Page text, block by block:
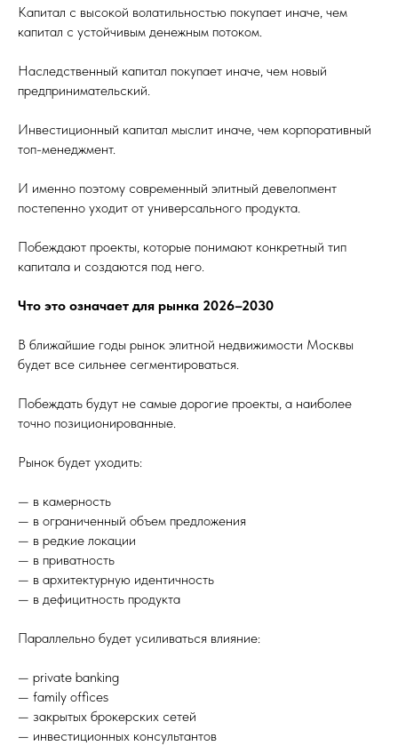
Капитал с высокой волатильностью покупает иначе, чем
капитал с устойчивым денежным потоком.
Наследственный капитал покупает иначе, чем новый
предпринимательский.
Инвестиционный капитал мыслит иначе, чем корпоративный
топ-менеджмент.
И именно поэтому современный элитный девелопмент
постепенно уходит от универсального продукта.
Побеждают проекты, которые понимают конкретный тип
капитала и создаются под него.
Что это означает для рынка 2026–2030
В ближайшие годы рынок элитной недвижимости Москвы
будет все сильнее сегментироваться.
Побеждать будут не самые дорогие проекты, а наиболее
точно позиционированные.
Рынок будет уходить:
— в камерность
— в ограниченный объем предложения
— в редкие локации
— в приватность
— в архитектурную идентичность
— в дефицитность продукта
Параллельно будет усиливаться влияние:
— private banking
— family offices
— закрытых брокерских сетей
— инвестиционных консультантов